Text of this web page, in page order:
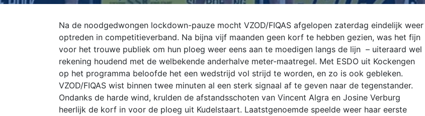
Na de noodgedwongen lockdown-pauze mocht VZOD/FIQAS afgelopen zaterdag eindelijk weer
optreden in competitieverband. Na bijna vijf maanden geen korf te hebben gezien, was het fijn
voor het trouwe publiek om hun ploeg weer eens aan te moedigen langs de lijn – uiteraard wel
rekening houdend met de welbekende anderhalve meter-maatregel. Met ESDO uit Kockengen
op het programma beloofde het een wedstrijd vol strijd te worden, en zo is ook gebleken.
VZOD/FIQAS wist binnen twee minuten al een sterk signaal af te geven naar de tegenstander.
Ondanks de harde wind, krulden de afstandsschoten van Vincent Algra en Josine Verburg
heerlijk de korf in voor de ploeg uit Kudelstaart. Laatstgenoemde speelde weer haar eerste